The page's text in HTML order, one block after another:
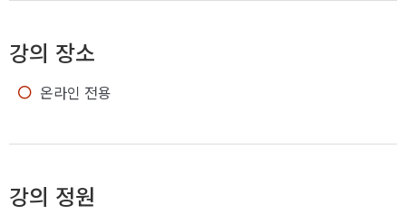
강의 장소
온라인 전용
강의 정원